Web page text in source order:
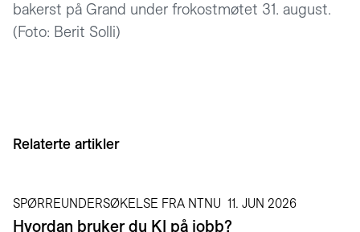
bakerst på Grand under frokostmøtet 31. august.
(Foto: Berit Solli)
Relaterte artikler
SPØRREUNDERSØKELSE FRA NTNU 11. JUN 2026
Hvordan bruker du KI på jobb?